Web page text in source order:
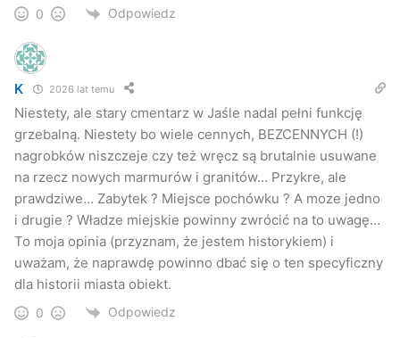
0 Odpowiedz
K 2026 lat temu
Niestety, ale stary cmentarz w Jaśle nadal pełni funkcję
grzebalną. Niestety bo wiele cennych, BEZCENNYCH (!)
nagrobków niszczeje czy też wręcz są brutalnie usuwane
na rzecz nowych marmurów i granitów… Przykre, ale
prawdziwe… Zabytek ? Miejsce pochówku ? A moze jedno
i drugie ? Władze miejskie powinny zwrócić na to uwagę…
To moja opinia (przyznam, że jestem historykiem) i
uważam, że naprawdę powinno dbać się o ten specyficzny
dla historii miasta obiekt.
0 Odpowiedz